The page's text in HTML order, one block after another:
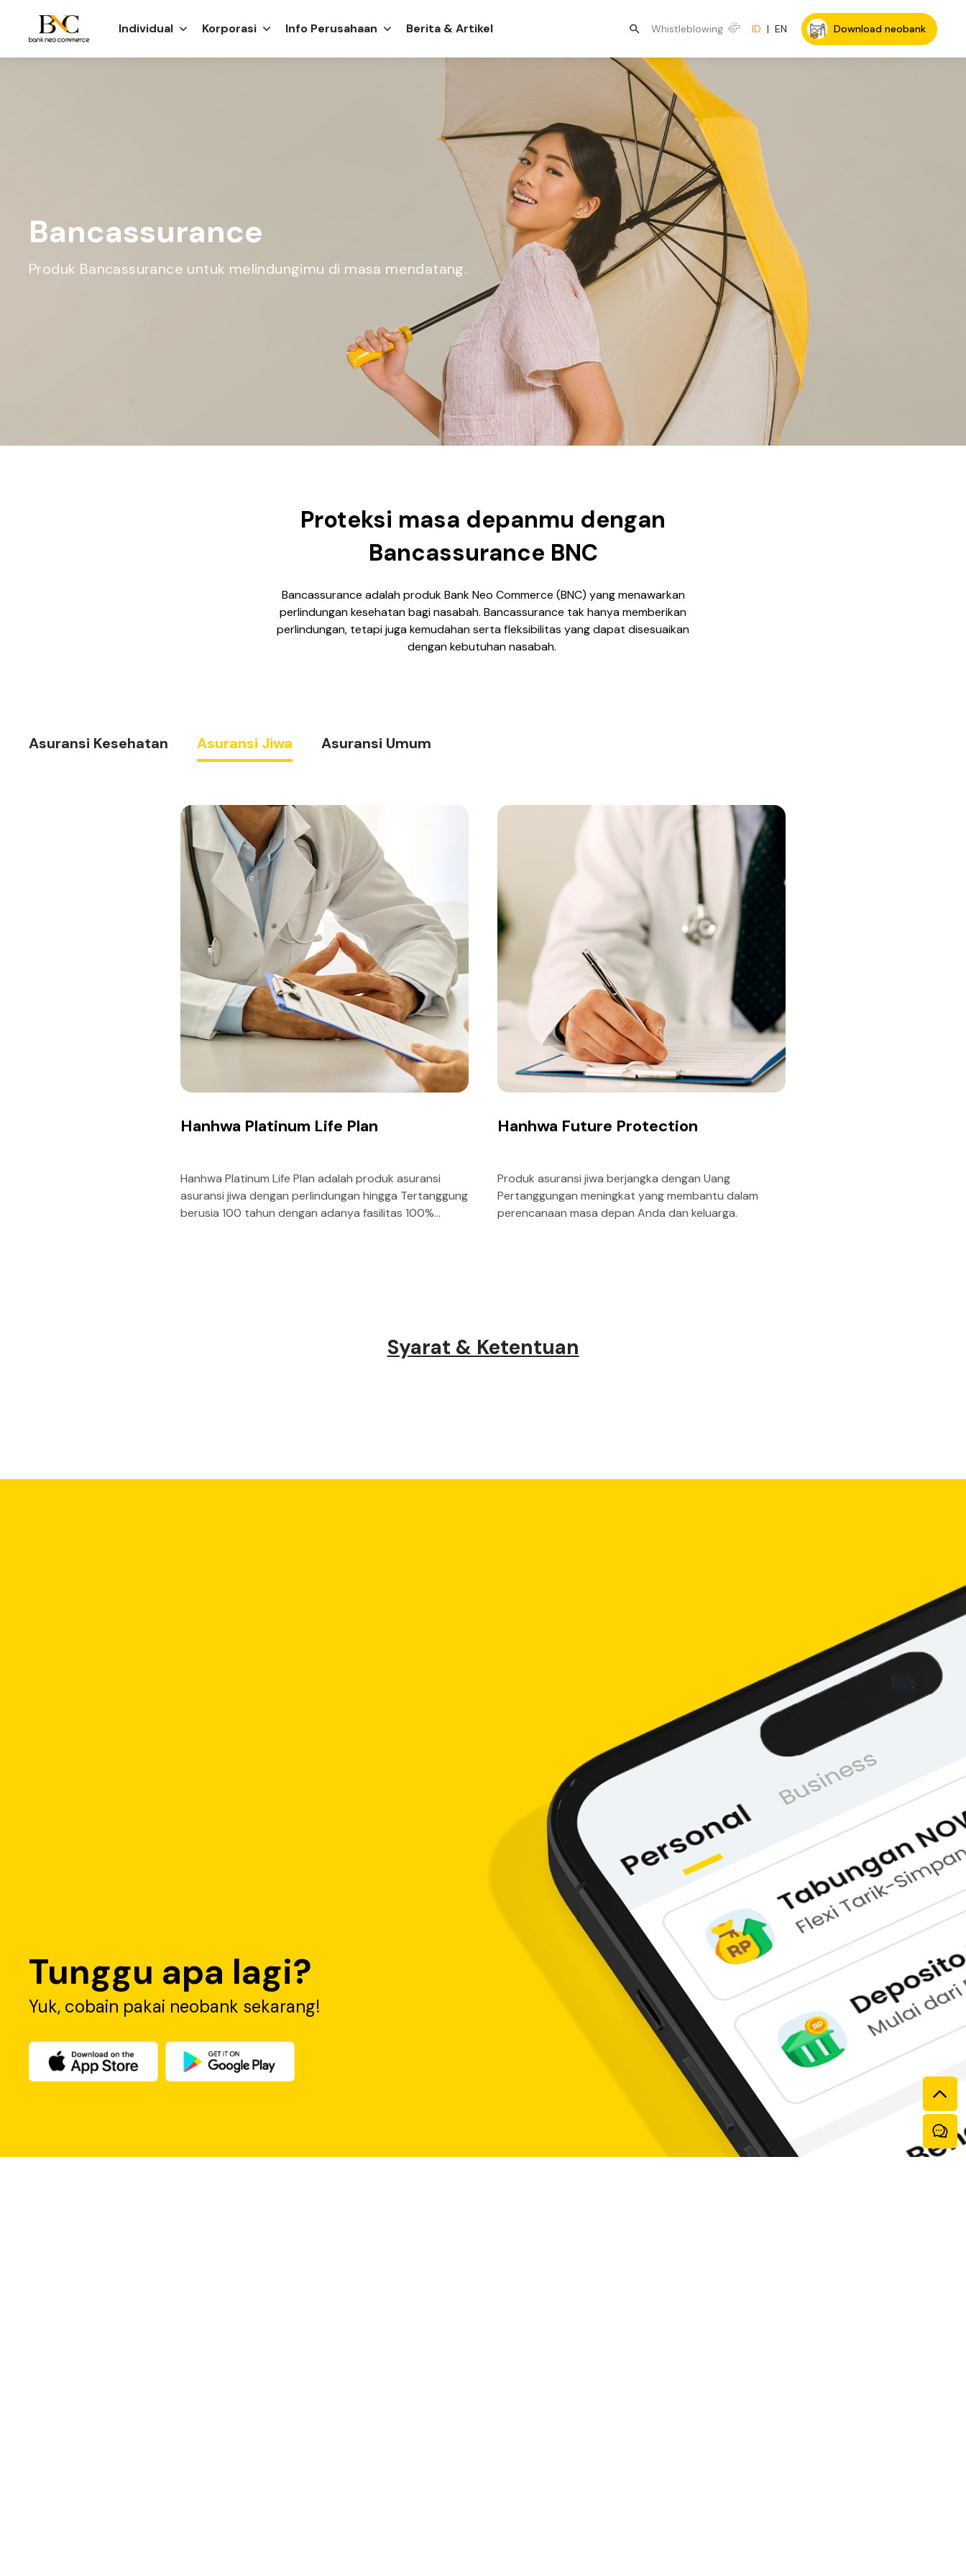
Individual Korporasi Info Perusahaan Berita & Artikel Whistleblowing ID | EN Download neobank
Bancassurance
Produk Bancassurance untuk melindungimu di masa mendatang.
Proteksi masa depanmu dengan
Bancassurance BNC
Bancassurance adalah produk Bank Neo Commerce (BNC) yang menawarkan
perlindungan kesehatan bagi nasabah. Bancassurance tak hanya memberikan
perlindungan, tetapi juga kemudahan serta fleksibilitas yang dapat disesuaikan
dengan kebutuhan nasabah.
Asuransi Kesehatan Asuransi Jiwa Asuransi Umum
Hanhwa Platinum Life Plan
Hanhwa Platinum Life Plan adalah produk asuransi
asuransi jiwa dengan perlindungan hingga Tertanggung
berusia 100 tahun dengan adanya fasilitas 100%
Hanhwa Future Protection
Produk asuransi jiwa berjangka dengan Uang
Pertanggungan meningkat yang membantu dalam
perencanaan masa depan Anda dan keluarga.
Syarat & Ketentuan
Tunggu apa lagi?
Yuk, cobain pakai neobank sekarang!